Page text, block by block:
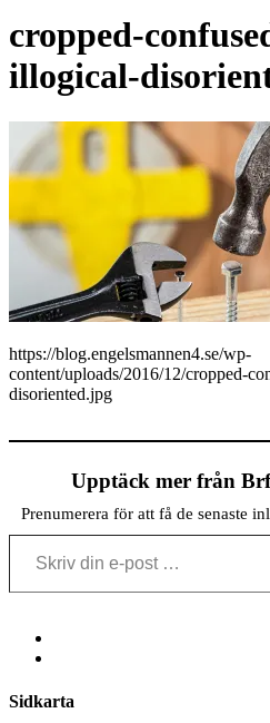
cropped-
illogical-
https://blog.engelsmannen4.se/wp-
content/uploads/2016/12/cropped-
disoriented.jpg
Upptäck mer från
Prenumerera för att få de senaste
Skriv din e-post …
Share
Sidkarta